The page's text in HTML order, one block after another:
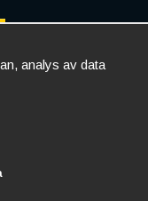
analys av data